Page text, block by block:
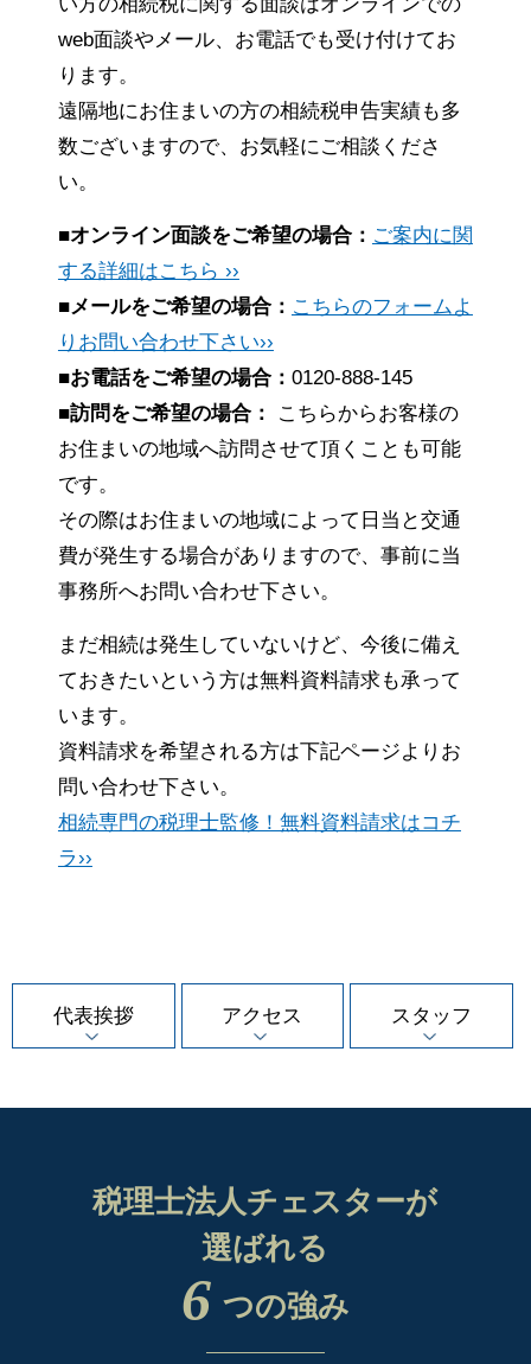
い方の相続税に関する面談はオンラインでの
web面談やメール、お電話でも受け付けてお
ります。
遠隔地にお住まいの方の相続税申告実績も多
数ございますので、お気軽にご相談くださ
い。
■オンライン面談をご希望の場合： ご案内に関
する詳細はこちら ››
■メールをご希望の場合： こちらのフォームよ
りお問い合わせ下さい››
■お電話をご希望の場合： 0120-888-145
■訪問をご希望の場合：
こちらからお客様の
お住まいの地域へ訪問させて頂くことも可能
です。
その際はお住まいの地域によって日当と交通
費が発生する場合がありますので、事前に当
事務所へお問い合わせ下さい。
まだ相続は発生していないけど、今後に備え
ておきたいという方は無料資料請求も承って
います。
資料請求を希望される方は下記ページよりお
問い合わせ下さい。
相続専門の税理士監修！無料資料請求はコチ
ラ››
代表挨拶 アクセス スタッフ
税理士法人チェスターが
選ばれる
6 つの強み